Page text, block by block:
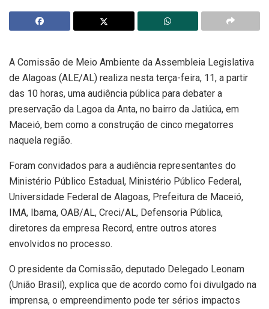
A Comissão de Meio Ambiente da Assembleia Legislativa
de Alagoas (ALE/AL) realiza nesta terça-feira, 11, a partir
das 10 horas, uma audiência pública para debater a
preservação da Lagoa da Anta, no bairro da Jatiúca, em
Maceió, bem como a construção de cinco megatorres
naquela região.
Foram convidados para a audiência representantes do
Ministério Público Estadual, Ministério Público Federal,
Universidade Federal de Alagoas, Prefeitura de Maceió,
IMA, Ibama, OAB/AL, Creci/AL, Defensoria Pública,
diretores da empresa Record, entre outros atores
envolvidos no processo.
O presidente da Comissão, deputado Delegado Leonam
(União Brasil), explica que de acordo como foi divulgado na
imprensa, o empreendimento pode ter sérios impactos